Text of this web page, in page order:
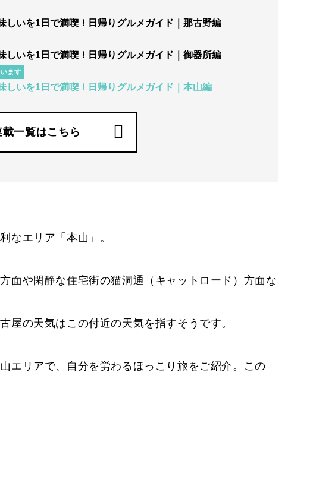
しいを1日で満喫！日帰りグルメガイド｜那古野編
しいを1日で満喫！日帰りグルメガイド｜御器所編
ます
しいを1日で満喫！日帰りグルメガイド｜本山編
載一覧はこちら
なエリア「本山」。
面や閑静な住宅街の猫洞通（キャットロード）方面な
屋の天気はこの付近の天気を指すそうです。
エリアで、自分を労わるほっこり旅をご紹介。この